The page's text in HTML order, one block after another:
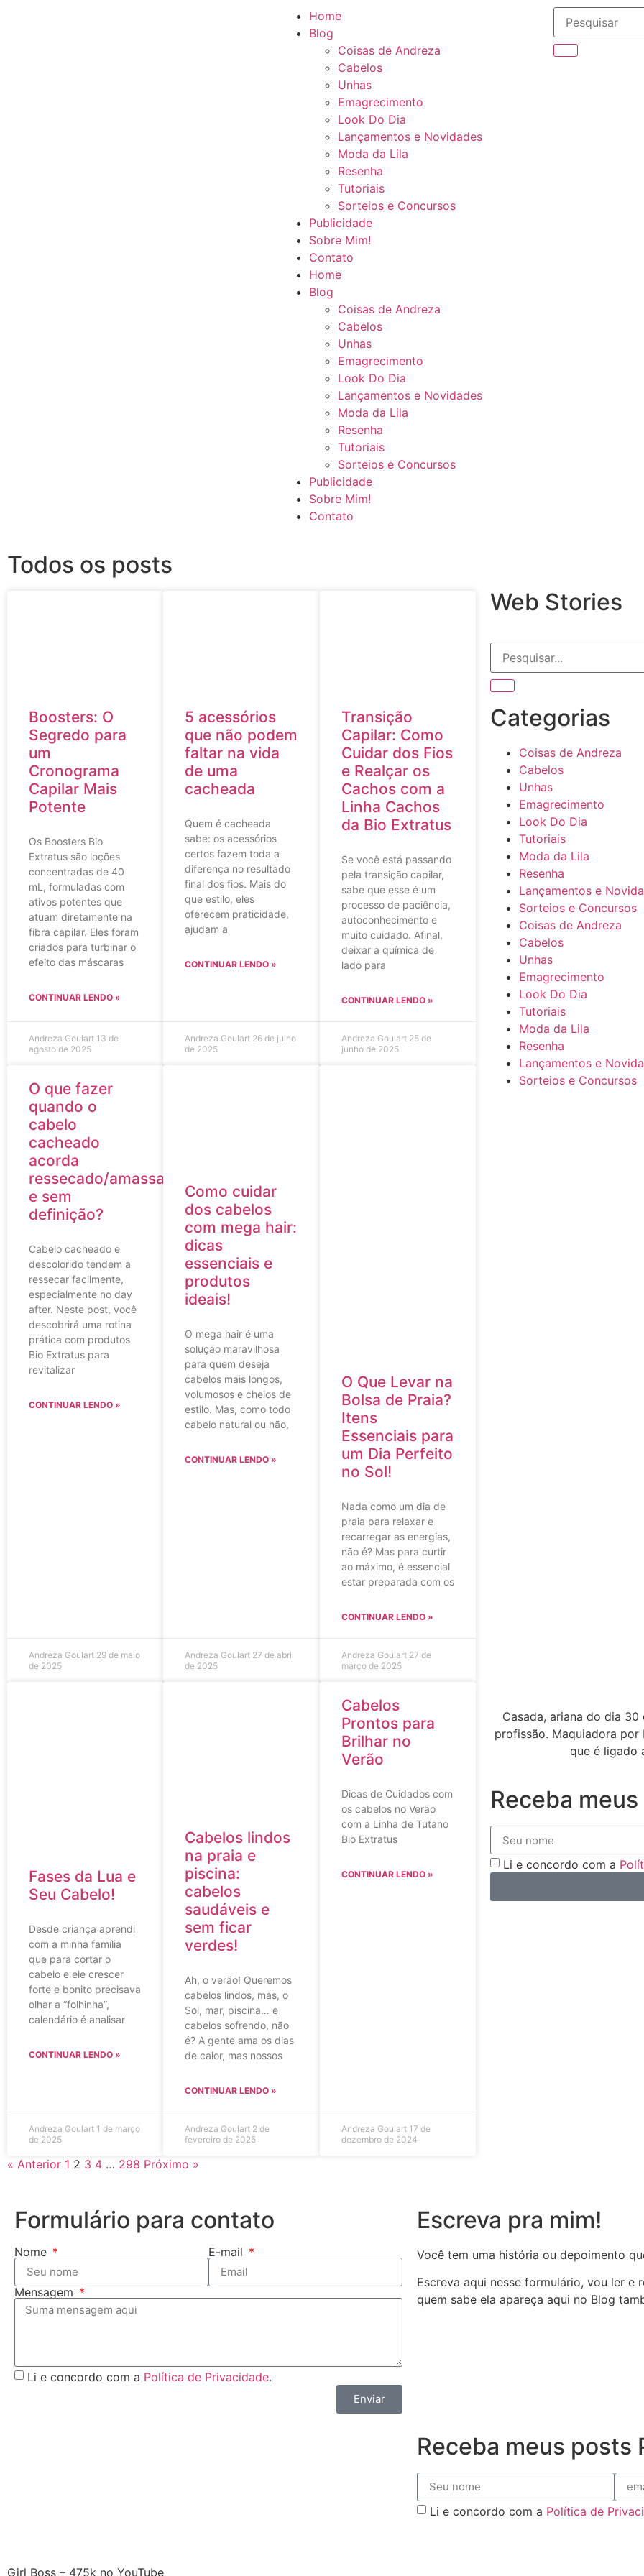
Home
Blog
Coisas de Andreza
Cabelos
Unhas
Emagrecimento
Look Do Dia
Lançamentos e Novidades
Moda da Lila
Resenha
Tutoriais
Sorteios e Concursos
Publicidade
Sobre Mim!
Contato
Home
Blog
Coisas de Andreza
Cabelos
Unhas
Emagrecimento
Look Do Dia
Lançamentos e Novidades
Moda da Lila
Resenha
Tutoriais
Sorteios e Concursos
Publicidade
Sobre Mim!
Contato
Todos os posts
Boosters: O
Segredo para
um
Cronograma
Capilar Mais
Potente
Os Boosters Bio
Extratus são loções
concentradas de 40
mL, formuladas com
ativos potentes que
atuam diretamente na
fibra capilar. Eles foram
criados para turbinar o
efeito das máscaras
CONTINUAR LENDO »
Andreza Goulart 13 de
agosto de 2025
5 acessórios
que não podem
faltar na vida
de uma
cacheada
Quem é cacheada
sabe: os acessórios
certos fazem toda a
diferença no resultado
final dos fios. Mais do
que estilo, eles
oferecem praticidade,
ajudam a
CONTINUAR LENDO »
Andreza Goulart 26 de julho
de 2025
Transição
Capilar: Como
Cuidar dos Fios
e Realçar os
Cachos com a
Linha Cachos
da Bio Extratus
Se você está passando
pela transição capilar,
sabe que esse é um
processo de paciência,
autoconhecimento e
muito cuidado. Afinal,
deixar a química de
lado para
CONTINUAR LENDO »
Andreza Goulart 25 de
junho de 2025
O que fazer
quando o
cabelo
cacheado
acorda
ressecado/amassado
e sem
definição?
Cabelo cacheado e
descolorido tendem a
ressecar facilmente,
especialmente no day
after. Neste post, você
descobrirá uma rotina
prática com produtos
Bio Extratus para
revitalizar
CONTINUAR LENDO »
Andreza Goulart 29 de maio
de 2025
Como cuidar
dos cabelos
com mega hair:
dicas
essenciais e
produtos
ideais!
O mega hair é uma
solução maravilhosa
para quem deseja
cabelos mais longos,
volumosos e cheios de
estilo. Mas, como todo
cabelo natural ou não,
CONTINUAR LENDO »
Andreza Goulart 27 de abril
de 2025
O Que Levar na
Bolsa de Praia?
Itens
Essenciais para
um Dia Perfeito
no Sol!
Nada como um dia de
praia para relaxar e
recarregar as energias,
não é? Mas para curtir
ao máximo, é essencial
estar preparada com os
CONTINUAR LENDO »
Andreza Goulart 27 de
março de 2025
Fases da Lua e
Seu Cabelo!
Desde criança aprendi
com a minha família
que para cortar o
cabelo e ele crescer
forte e bonito precisava
olhar a “folhinha”,
calendário é analisar
CONTINUAR LENDO »
Andreza Goulart 1 de março
de 2025
Cabelos lindos
na praia e
piscina:
cabelos
saudáveis e
sem ficar
verdes!
Ah, o verão! Queremos
cabelos lindos, mas, o
Sol, mar, piscina… e
cabelos sofrendo, não
é? A gente ama os dias
de calor, mas nossos
CONTINUAR LENDO »
Andreza Goulart 2 de
fevereiro de 2025
Cabelos
Prontos para
Brilhar no
Verão
Dicas de Cuidados com
os cabelos no Verão
com a Linha de Tutano
Bio Extratus
CONTINUAR LENDO »
Andreza Goulart 17 de
dezembro de 2024
« Anterior 1 2 3 4 … 298 Próximo »
Web Stories
Categorias
Coisas de Andreza
Cabelos
Unhas
Emagrecimento
Look Do Dia
Tutoriais
Moda da Lila
Resenha
Lançamentos e
Sorteios e Concursos
Coisas de Andreza
Cabelos
Unhas
Emagrecimento
Look Do Dia
Tutoriais
Moda da Lila
Resenha
Lançamentos e
Sorteios e Concursos
Casada, ariana do dia
profissão. Maquiadora por
que é ligado
Receba
Li e concordo com a
Formulário para contato
Nome E-mail
Mensagem
Li e concordo com a Política de Privacidade.
Enviar
Escreva pra mim!
Você tem uma história ou depoimento
Escreva aqui nesse formulário, vou ler e
quem sabe ela apareça aqui no Blog
Girl Boss – 475k no YouTube
Receba meus posts
Li e concordo com a Política de